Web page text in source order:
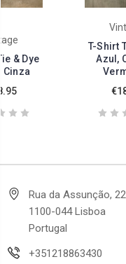
& Dye
Cinza
T-Shirt
Azul,
Rua da Assunção, 22
1100-044 Lisboa
Portugal
+351218863430